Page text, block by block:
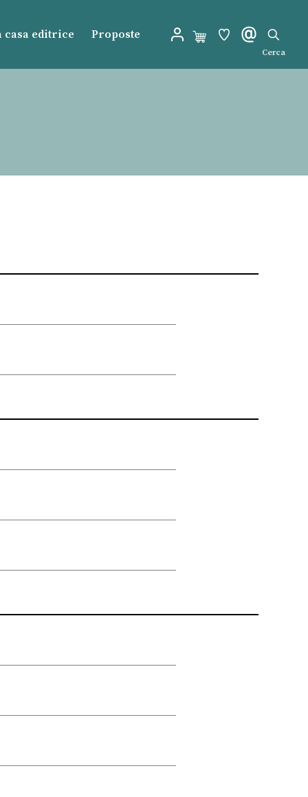
casa editrice Proposte
Cerca